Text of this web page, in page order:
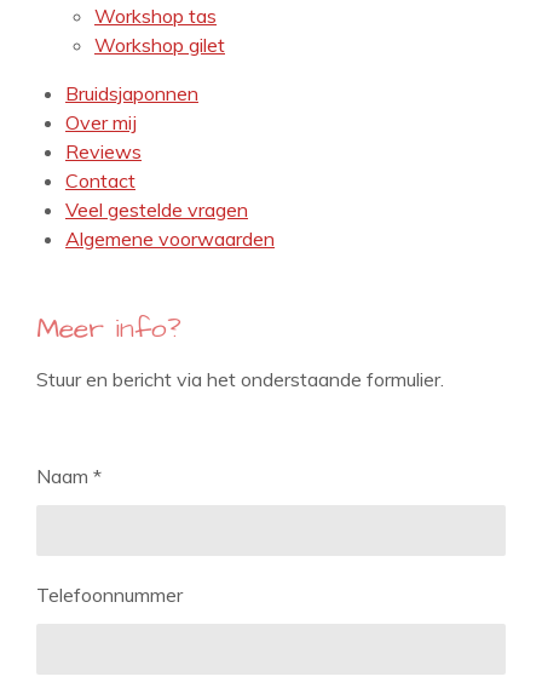
Workshop tas
Workshop gilet
Bruidsjaponnen
Over mij
Reviews
Contact
Veel gestelde vragen
Algemene voorwaarden
Meer info?
Stuur en bericht via het onderstaande formulier.
Naam *
Telefoonnummer